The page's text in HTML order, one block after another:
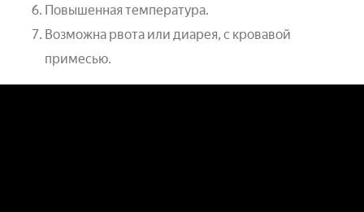
Повышенная температура.
Возможна рвота или диарея, с кровавой
примесью.